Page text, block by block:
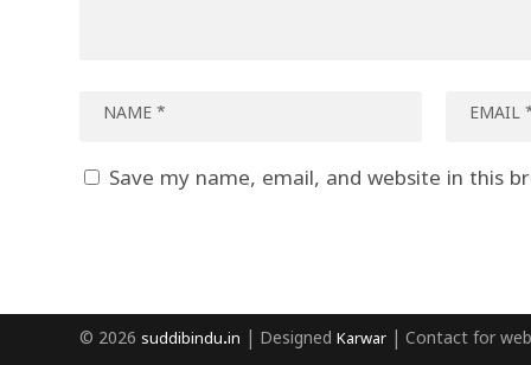
Save my name, email, and website in this
© 2026suddibindu.in | DesignedKarwar | Contact for